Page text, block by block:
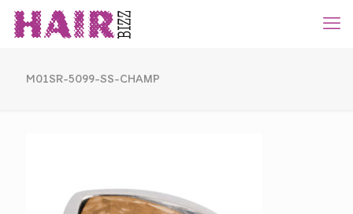
M01SR-5099-SS-CHAMP